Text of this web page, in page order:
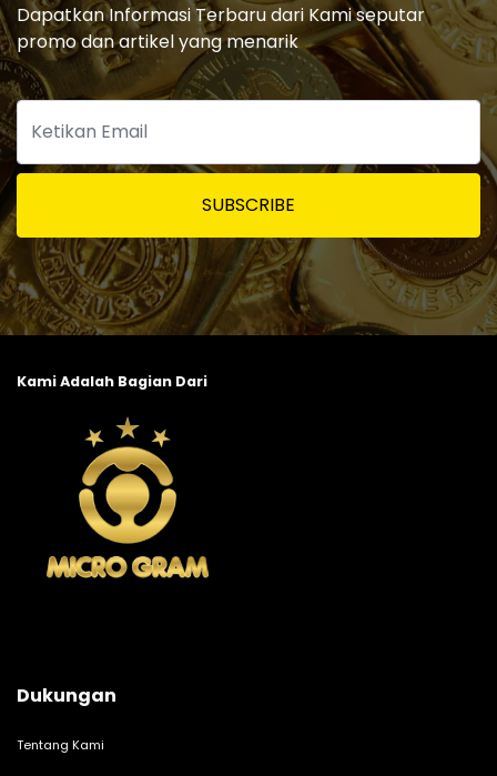
Dapatkan Informasi Terbaru dari Kami seputar
promo dan artikel yang menarik
SUBSCRIBE
Kami Adalah Bagian Dari
Dukungan
Tentang Kami